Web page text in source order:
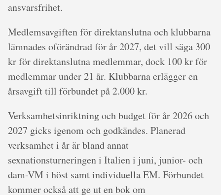
ansvarsfrihet.
Medlemsavgiften för direktanslutna och klubbarna
lämnades oförändrad för år 2027, det vill säga 300
kr för direktanslutna medlemmar, dock 100 kr för
medlemmar under 21 år. Klubbarna erlägger en
årsavgift till förbundet på 2.000 kr.
Verksamhetsinriktning och budget för år 2026 och
2027 gicks igenom och godkändes. Planerad
verksamhet i år är bland annat
sexnationsturneringen i Italien i juni, junior- och
dam-VM i höst samt individuella EM. Förbundet
kommer också att ge ut en bok om